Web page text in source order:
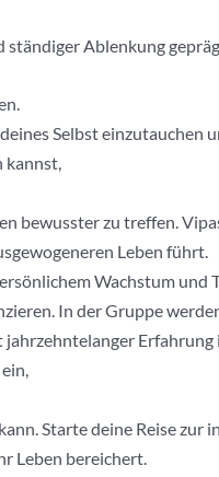
Ablenkung
Selbst einzutauchen
kannst,
bewusster zu treffen.
Leben führt.
Wachstum und
In der Gruppe
Erfahrung
Starte deine Reise zur
Leben bereichert.